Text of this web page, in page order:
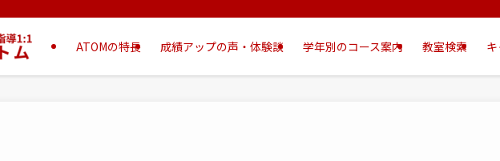
ATOMの特長 成績アップの声・体験談 学年別のコース案内 教室検索